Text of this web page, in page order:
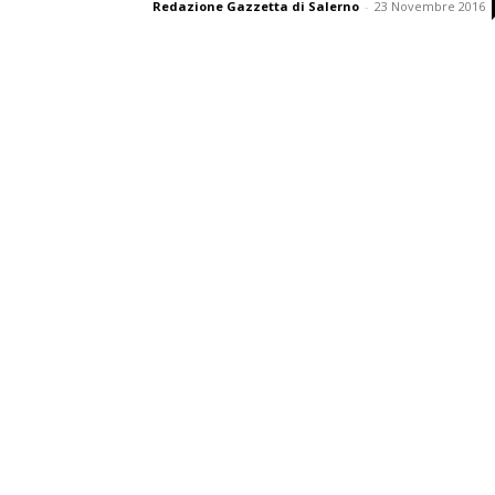
Redazione Gazzetta di Salerno - 23 Novembre 2016